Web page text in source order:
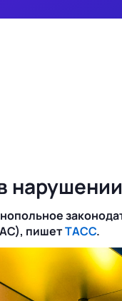
пишетТАСС.